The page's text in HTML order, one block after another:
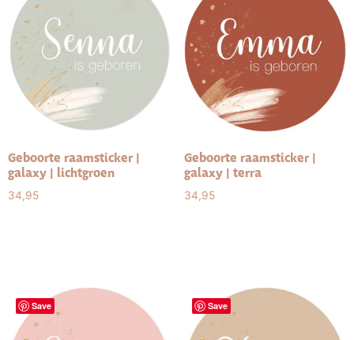
Geboorte raamsticker |
galaxy | lichtgroen
34,95
Geboorte raamsticker |
galaxy | terra
34,95
Save Save